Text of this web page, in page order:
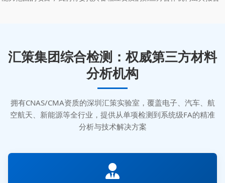
汇策集团综合检测：权威第三方材料
分析机构
拥有CNAS/CMA资质的深圳汇策实验室，覆盖电子、汽车、航
空航天、新能源等全行业，提供从单项检测到系统级FA的精准
分析与技术解决方案